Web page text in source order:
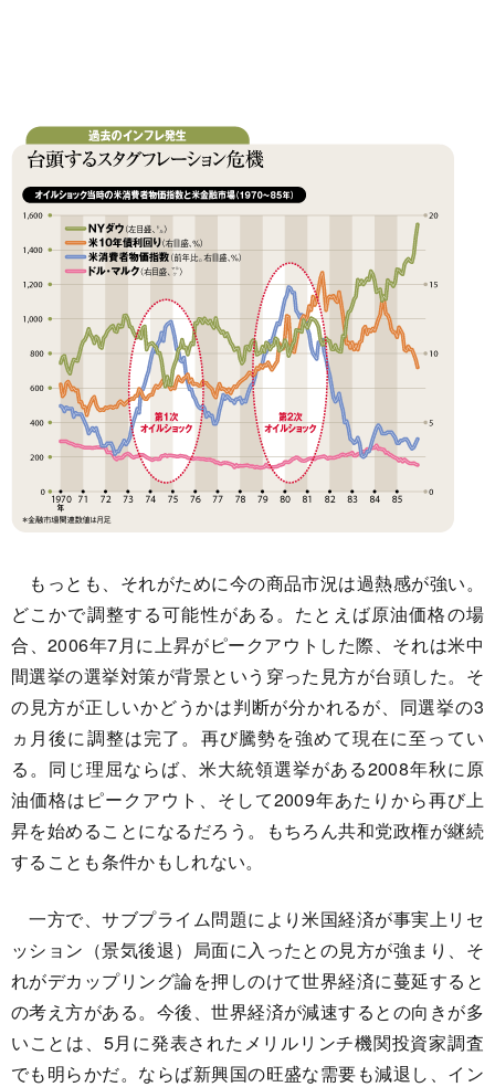
もっとも、それがために今の商品市況は過熱感が強い。
どこかで調整する可能性がある。たとえば原油価格の場
合、2006年7月に上昇がピークアウトした際、それは米中
間選挙の選挙対策が背景という穿った見方が台頭した。そ
の見方が正しいかどうかは判断が分かれるが、同選挙の3
ヵ月後に調整は完了。再び騰勢を強めて現在に至ってい
る。同じ理屈ならば、米大統領選挙がある2008年秋に原
油価格はピークアウト、そして2009年あたりから再び上
昇を始めることになるだろう。もちろん共和党政権が継続
することも条件かもしれない。
一方で、サブプライム問題により米国経済が事実上リセ
ッション（景気後退）局面に入ったとの見方が強まり、そ
れがデカップリング論を押しのけて世界経済に蔓延すると
の考え方がある。今後、世界経済が減速するとの向きが多
いことは、5月に発表されたメリルリンチ機関投資家調査
でも明らかだ。ならば新興国の旺盛な需要も減退し、イン